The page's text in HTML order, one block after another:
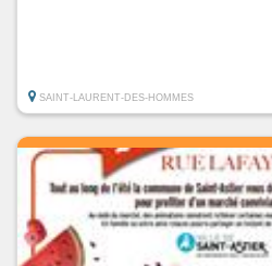
SAINT-LAURENT-DES-HOMMES